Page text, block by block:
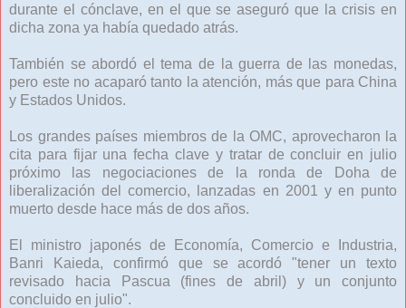
durante el cónclave, en el que se aseguró que la crisis en
dicha zona ya había quedado atrás.
También se abordó el tema de la guerra de las monedas,
pero este no acaparó tanto la atención, más que para China
y Estados Unidos.
Los grandes países miembros de la OMC, aprovecharon la
cita para fijar una fecha clave y tratar de concluir en julio
próximo las negociaciones de la ronda de Doha de
liberalización del comercio, lanzadas en 2001 y en punto
muerto desde hace más de dos años.
El ministro japonés de Economía, Comercio e Industria,
Banri Kaieda, confirmó que se acordó "tener un texto
revisado hacia Pascua (fines de abril) y un conjunto
concluido en julio".